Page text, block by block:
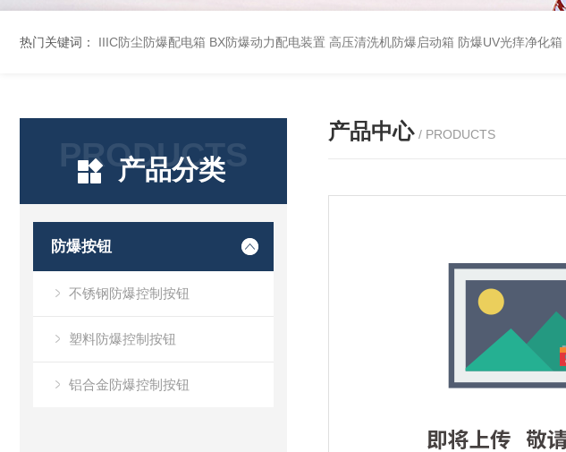
热门关键词： IIIC防尘防爆配电箱 BX防爆动力配电装置 高压清洗机防爆启动箱 防爆UV光痒净化箱
PRODUCTS
产品分类
防爆按钮
不锈钢防爆控制按钮
塑料防爆控制按钮
铝合金防爆控制按钮
产品中心 / PRODUCTS